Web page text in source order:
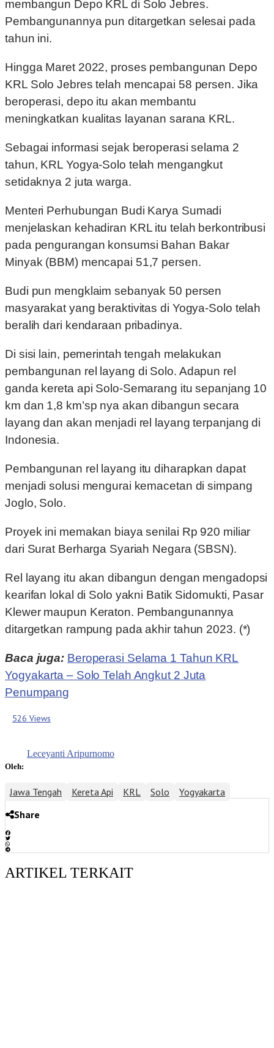
membangun Depo KRL di Solo Jebres.
Pembangunannya pun ditargetkan selesai pada
tahun ini.
Hingga Maret 2022, proses pembangunan Depo
KRL Solo Jebres telah mencapai 58 persen. Jika
beroperasi, depo itu akan membantu
meningkatkan kualitas layanan sarana KRL.
Sebagai informasi sejak beroperasi selama 2
tahun, KRL Yogya-Solo telah mengangkut
setidaknya 2 juta warga.
Menteri Perhubungan Budi Karya Sumadi
menjelaskan kehadiran KRL itu telah berkontribusi
pada pengurangan konsumsi Bahan Bakar
Minyak (BBM) mencapai 51,7 persen.
Budi pun mengklaim sebanyak 50 persen
masyarakat yang beraktivitas di Yogya-Solo telah
beralih dari kendaraan pribadinya.
Di sisi lain, pemerintah tengah melakukan
pembangunan rel layang di Solo. Adapun rel
ganda kereta api Solo-Semarang itu sepanjang 10
km dan 1,8 km’sp nya akan dibangun secara
layang dan akan menjadi rel layang terpanjang di
Indonesia.
Pembangunan rel layang itu diharapkan dapat
menjadi solusi mengurai kemacetan di simpang
Joglo, Solo.
Proyek ini memakan biaya senilai Rp 920 miliar
dari Surat Berharga Syariah Negara (SBSN).
Rel layang itu akan dibangun dengan mengadopsi
kearifan lokal di Solo yakni Batik Sidomukti, Pasar
Klewer maupun Keraton. Pembangunannya
ditargetkan rampung pada akhir tahun 2023. (*)
Baca juga: Beroperasi Selama 1 Tahun KRL
Yogyakarta – Solo Telah Angkut 2 Juta
Penumpang
526 Views
Oleh:
Leceyanti Aripurnomo
Jawa Tengah Kereta Api KRL Solo
Yogyakarta
Share
ARTIKEL TERKAIT